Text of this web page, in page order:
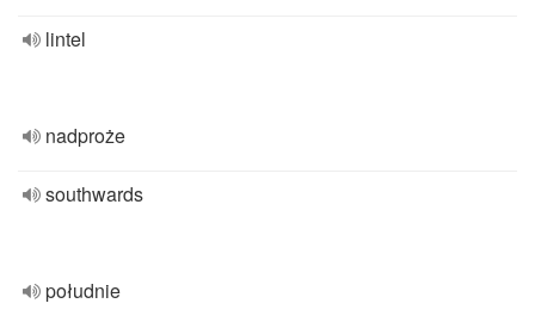
lintel
nadproże
southwards
południe